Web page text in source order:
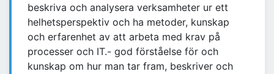
beskriva och analysera verksamheter ur ett
helhetsperspektiv och ha metoder, kunskap
och erfarenhet av att arbeta med krav på
processer och IT.- god förståelse för och
kunskap om hur man tar fram, beskriver och